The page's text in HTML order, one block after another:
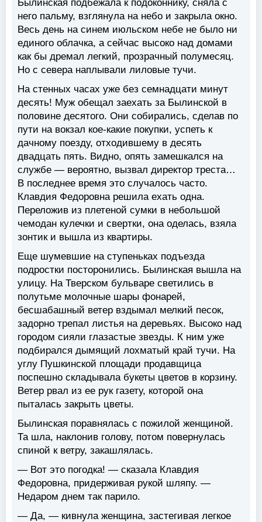
Былинская подбежала к подоконнику, сняла с
него пальму, взглянула на небо и закрыла окно.
Весь день на синем июльском небе не было ни
единого облачка, а сейчас высоко над домами
как бы дремал легкий, прозрачный полумесяц.
Но с севера наплывали лиловые тучи.
На стенных часах уже без семнадцати минут
десять! Муж обещал заехать за Былинской в
половине десятого. Они собирались, сделав по
пути на вокзал кое-какие покупки, успеть к
дачному поезду, отходившему в десять
двадцать пять. Видно, опять замешкался на
службе — вероятно, вызвал директор треста…
В последнее время это случалось часто.
Клавдия Федоровна решила ехать одна.
Переложив из плетеной сумки в небольшой
чемодан кулечки и свертки, она оделась, взяла
зонтик и вышла из квартиры.
Еще шумевшие на ступеньках подъезда
подростки посторонились. Былинская вышла на
улицу. На Тверском бульваре светились в
полутьме молочные шары фонарей,
бесшабашный ветер вздымал мелкий песок,
задорно трепал листья на деревьях. Высоко над
городом сияли глазастые звезды. К ним уже
подбирался дымящий лохматый край тучи. На
углу Пушкинской площади продавщица
поспешно складывала букеты цветов в корзину.
Ветер рвал из ее рук газету, которой она
пыталась закрыть цветы.
Былинская поравнялась с пожилой женщиной.
Та шла, наклонив голову, потом повернулась
спиной к ветру, закашлялась.
— Вот это погодка! — сказала Клавдия
Федоровна, придерживая рукой шляпу. —
Недаром днем так парило.
— Да, — кивнула женщина, застегивая легкое